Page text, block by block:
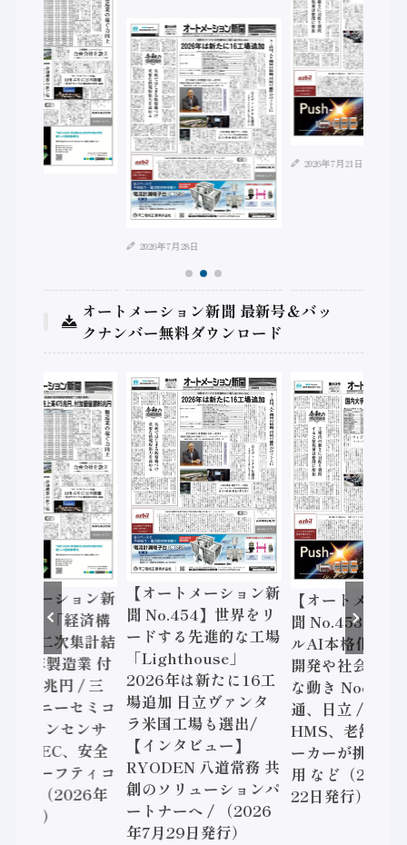
2026年7月28日
2026年7月21日
オートメーション新聞 最新号＆バッ
クナンバー無料ダウンロード
トメーション新
】「経済構
調査二次集計結
年製造業 付
額86兆円 / 三
とソニーセミコ
ジョンセンサ
/ IDEC、安全
すセーフティコ
ーラ（2026年
発行）
【オートメーション新
聞 No.454】世界をリ
ードする先進的な工場
「Lighthouse」
2026年は新たに16工
場追加 日立ヴァンタ
ラ米国工場も選出/
【インタビュー】
RYODEN 八道常務 共
創のソリューションパ
ートナーへ / （2026
年7月29日発行）
【オートメーシ
聞 No.453】フ
ルAI本格化へ
開発や社会実装
な動き Noetra
通、日立 / 兵神
HMS、老舗ポ
ーカーが挑むデ
用 など（2026
22日発行）